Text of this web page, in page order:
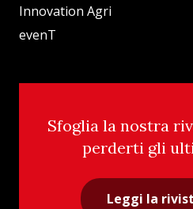
Innovation Agri
evenT
Sfoglia la nostra
perderti gli
Leggi la